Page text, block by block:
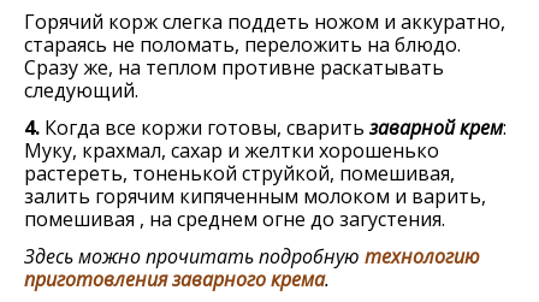
Горячий корж слегка поддеть ножом и аккуратно,
стараясь не поломать, переложить на блюдо.
Сразу же, на теплом противне раскатывать
следующий.
4. Когда все коржи готовы, сварить заварной крем:
Муку, крахмал, сахар и желтки хорошенько
растереть, тоненькой струйкой, помешивая,
залить горячим кипяченным молоком и варить,
помешивая , на среднем огне до загустения.
Здесь можно прочитать подробную технологию
приготовления заварного крема.